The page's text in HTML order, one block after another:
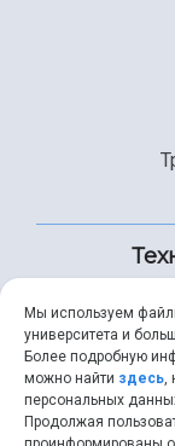
Мы используем
университета и
Более подробную
можно найти здесь,
персональных
Продолжая